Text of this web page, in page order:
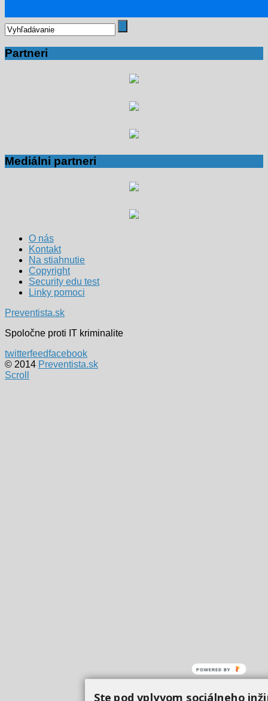
Partneri
Mediálni partneri
O nás
Kontakt
Na stiahnutie
Copyright
Security edu test
Linky pomoci
Preventista.sk
Spoločne proti IT kriminalite
twitterfeedfacebook
© 2014 Preventista.sk
Scroll
Ste pod vplyvom sociálneho
POWERED
BY